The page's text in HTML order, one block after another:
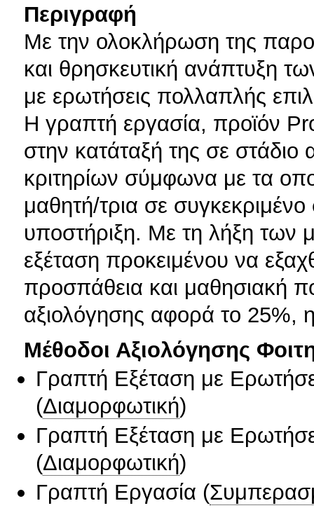
Περιγραφή
Με την ολοκλήρωση της
και θρησκευτική ανάπτυξη
με ερωτήσεις πολλαπλής
Η γραπτή εργασία, προϊόν
στην κατάταξή της σε
κριτηρίων σύμφωνα με τα
μαθητή/τρια σε συγκεκριμένο
υποστήριξη. Με τη λήξη των
εξέταση προκειμένου να
προσπάθεια και μαθησιακή
αξιολόγησης αφορά το 25%,
Μέθοδοι Αξιολόγησης
Γραπτή Εξέταση με
(Διαμορφωτική)
Γραπτή Εξέταση με
(Διαμορφωτική)
Γραπτή Εργασία (